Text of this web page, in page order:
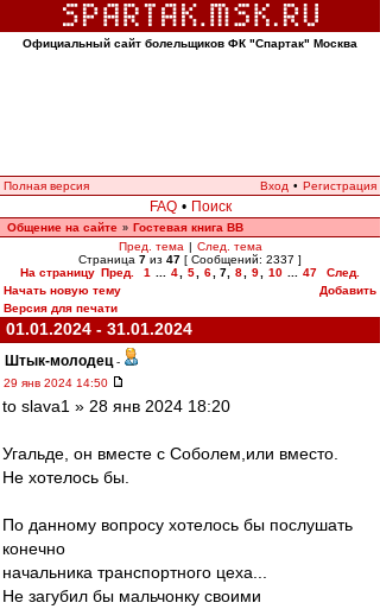
Официальный сайт болельщиков ФК "Спартак" Москва
Полная версия Вход • Регистрация
FAQ • Поиск
Общение на сайте » Гостевая книга ВВ
Пред. тема | След. тема
Страница 7 из 47 [ Сообщений: 2337 ]
На страницу Пред. 1 4 5 6 7 8 9 10 47
След.
Начать новую тему
Добавить
Версия для печати
01.01.2024 - 31.01.2024
Штык-молодец -
29 янв 2024 14:50
to slava1 » 28 янв 2024 18:20
Угальде, он вместе с Соболем,или вместо.
Не хотелось бы.
По данному вопросу хотелось бы послушать
конечно
начальника транспортного цеха...
Не загубил бы мальчонку своими